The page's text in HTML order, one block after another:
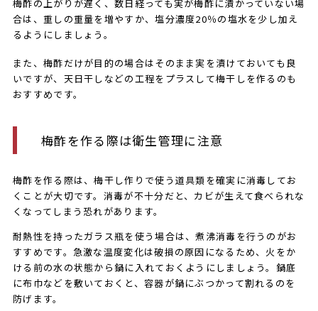
梅酢の上がりが遅く、数日経っても実が梅酢に漬かっていない場
合は、重しの重量を増やすか、塩分濃度20％の塩水を少し加え
るようにしましょう。
また、梅酢だけが目的の場合はそのまま実を漬けておいても良
いですが、天日干しなどの工程をプラスして梅干しを作るのも
おすすめです。
梅酢を作る際は衛生管理に注意
梅酢を作る際は、梅干し作りで使う道具類を確実に消毒してお
くことが大切です。消毒が不十分だと、カビが生えて食べられな
くなってしまう恐れがあります。
耐熱性を持ったガラス瓶を使う場合は、煮沸消毒を行うのがお
すすめです。急激な温度変化は破損の原因になるため、火をか
ける前の水の状態から鍋に入れておくようにしましょう。鍋底
に布巾などを敷いておくと、容器が鍋にぶつかって割れるのを
防げます。